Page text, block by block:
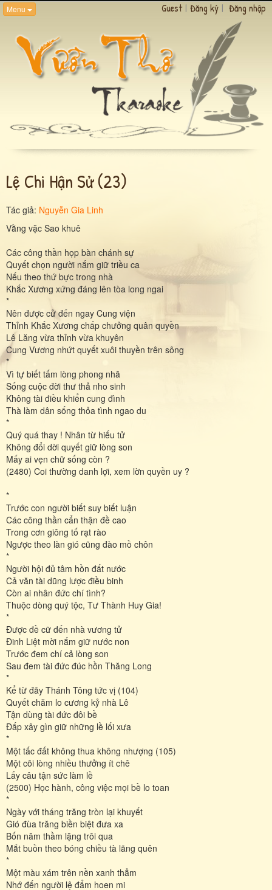
Menu Guest | Đăng ký | Đăng nhập
Lệ Chi Hận Sử (23)
Tác giả: Nguyễn Gia Linh
Vằng vặc Sao khuê
Các công thần họp bàn chánh sự
Quyết chọn người nắm giữ triều ca
Nếu theo thứ bực trong nhà
Khắc Xương xứng đáng lên tòa long ngai
*
Nên được cử đến ngay Cung viện
Thỉnh Khắc Xương chấp chưởng quân quyền
Lê Lăng vừa thỉnh vừa khuyên
Cung Vương nhứt quyết xuôi thuyền trên sông
*
Vì tự biết tấm lòng phong nhã
Sống cuộc đời thư thả nho sinh
Không tài điều khiển cung đình
Thà làm dân sống thỏa tình ngao du
*
Quý quá thay ! Nhân từ hiếu tử
Không đổi dời quyết giữ lòng son
Mấy ai vẹn chữ sống còn ?
(2480) Coi thường danh lợi, xem lờn quyền uy ?
*
Trước con người biết suy biết luận
Các công thần cẩn thận đề cao
Trong cơn giông tố rạt rào
Ngược theo làn gió cũng đào mồ chôn
*
Người hội đủ tâm hồn đất nước
Cả văn tài dũng lược điều binh
Còn ai nhân đức chí tình?
Thuộc dòng quý tộc, Tư Thành Huy Gia!
*
Được đề cữ đến nhà vương tử
Đinh Liệt mời nắm giữ nước non
Trước đem chí cả lòng son
Sau đem tài đức đúc hồn Thăng Long
*
Kể từ đãy Thánh Tông tức vị (104)
Quyết chăm lo cương kỷ nhà Lê
Tận dùng tài đức đôi bề
Đấp xây gìn giữ những lề lối xưa
*
Một tấc đất không thua không nhượng (105)
Một cõi lòng nhiều thưởng ít chê
Lấy câu tận sức làm lề
(2500) Học hành, công việc mọi bề lo toan
*
Ngày với tháng trăng tròn lại khuyết
Gió đùa trăng biền biệt đưa xa
Bốn năm thầm lặng trôi qua
Mắt buồn theo bóng chiều tà lãng quên
*
Một màu xám trên nền xanh thẳm
Nhớ đến người lệ đẩm hoen mi